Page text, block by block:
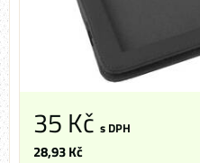
35 Kč s DPH
28,93 Kč